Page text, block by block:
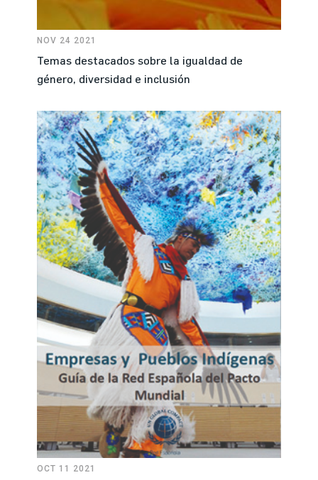
NOV 24 2021
Temas destacados sobre la igualdad de
género, diversidad e inclusión
OCT 11 2021